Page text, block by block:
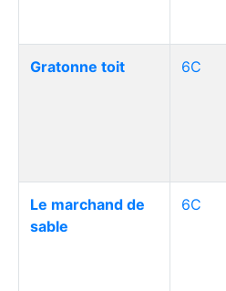
Gratonne toit 6C
Le marchand de
sable
6C